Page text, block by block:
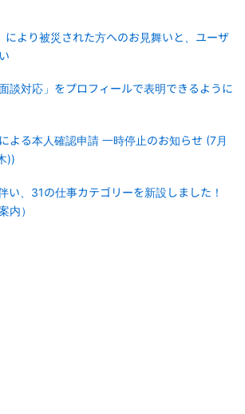
により被災された方へのお見舞いと、ユーザ
談対応」をプロフィールで表明できるように
よる本人確認申請 一時停止のお知らせ (7月
))
い、31の仕事カテゴリーを新設しました！
内）